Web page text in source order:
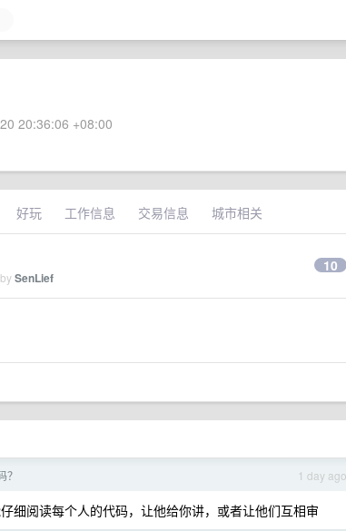
20:36:06 +08:00
好玩 工作信息 交易信息 城市相关
SenLief
10
1 day ago
细阅读每个人的代码，让他给你讲，或者让他们互相审